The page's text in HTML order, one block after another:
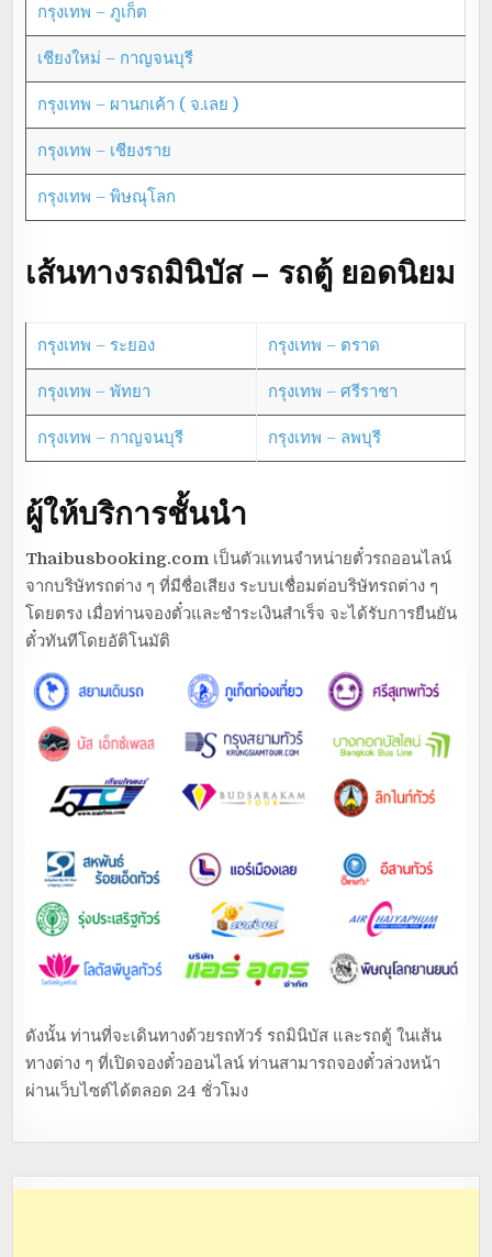
กรุงเทพ – ภูเก็ต
เชียงใหม่ – กาญจนบุรี
กรุงเทพ – ผานกเค้า ( จ.เลย )
กรุงเทพ – เชียงราย
กรุงเทพ – พิษณุโลก
เส้นทางรถมินิบัส – รถตู้ ยอดนิยม
กรุงเทพ – ระยอง กรุงเทพ – ตราด
กรุงเทพ – พัทยา กรุงเทพ – ศรีราชา
กรุงเทพ – กาญจนบุรี กรุงเทพ – ลพบุรี
ผู้ให้บริการชั้นนำ
Thaibusbooking.com เป็นตัวแทนจำหน่ายตั๋วรถออนไลน์
จากบริษัทรถต่าง ๆ ที่มีชื่อเสียง ระบบเชื่อมต่อบริษัทรถต่าง ๆ
โดยตรง เมื่อท่านจองตั๋วและชำระเงินสำเร็จ จะได้รับการยืนยัน
ตั๋วทันทีโดยอัติโนมัติ
ดังนั้น ท่านที่จะเดินทางด้วยรถทัวร์ รถมินิบัส และรถตู้ ในเส้น
ทางต่าง ๆ ที่เปิดจองตั๋วออนไลน์ ท่านสามารถจองตั๋วล่วงหน้า
ผ่านเว็บไซต์ได้ตลอด 24 ชั่วโมง